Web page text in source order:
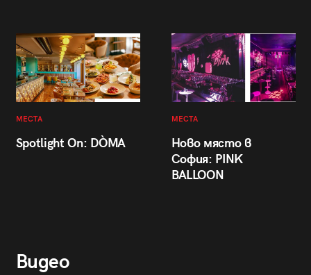
МЕСТА
Spotlight On: DÒMA
МЕСТА
Ново място в
София: PINK
BALLOON
Видео